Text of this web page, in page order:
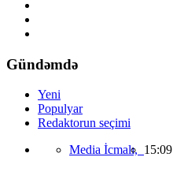
Gündəmdə
Yeni
Populyar
Redaktorun seçimi
Media İcmalı, 15:09